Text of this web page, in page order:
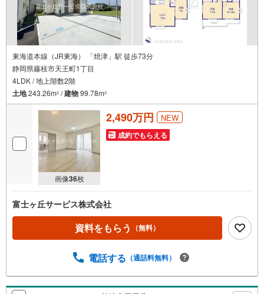
東海道本線（JR東海） 「焼津」駅 徒歩73分
静岡県藤枝市天王町1丁目
4LDK / 地上階数2階
土地243.26m2 /建物99.78m2
画像36枚
2,490万円 NEW
成約でもらえる
富士ヶ丘サービス株式会社
資料をもらう （無料）
電話する （通話料無料）